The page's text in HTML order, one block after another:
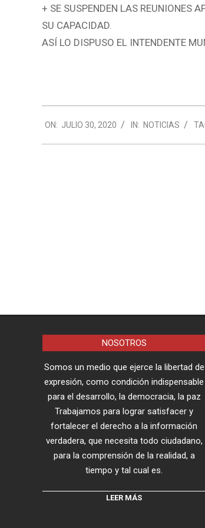
+ SE SUSPENDEN LAS REUNIONES
SU CAPACIDAD.
ASÍ LO DISPUSO EL INTENDENTE
07-
30
ON: JULIO 30, 2020 IN: NOTICIAS
NOSOTROS
Somos un medio que ejerce la libertad de
expresión, como condición indispensable
para el desarrollo, la democracia, la paz
Trabajamos para lograr satisfacer y
fortalecer el derecho a la información
verdadera, que necesita todo ciudadano,
para la comprensión de la realidad, a
tiempo y tal cual es.
LEER MÁS